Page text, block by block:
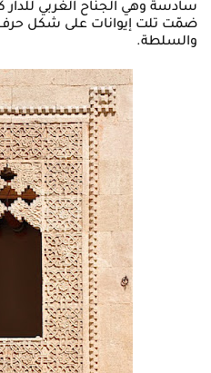
سادسة وهي الجناح الغربي
والسلطة.